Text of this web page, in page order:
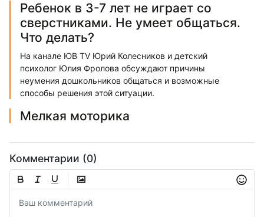
Ребенок в 3-7 лет не играет со
сверстниками. Не умеет общаться.
Что делать?
На канале ЮВ TV Юрий Колесников и детский
психолог Юлия Фролова обсуждают причины
неумения дошкольников общаться и возможные
способы решения этой ситуации.
Мелкая моторика
Комментарии (0)